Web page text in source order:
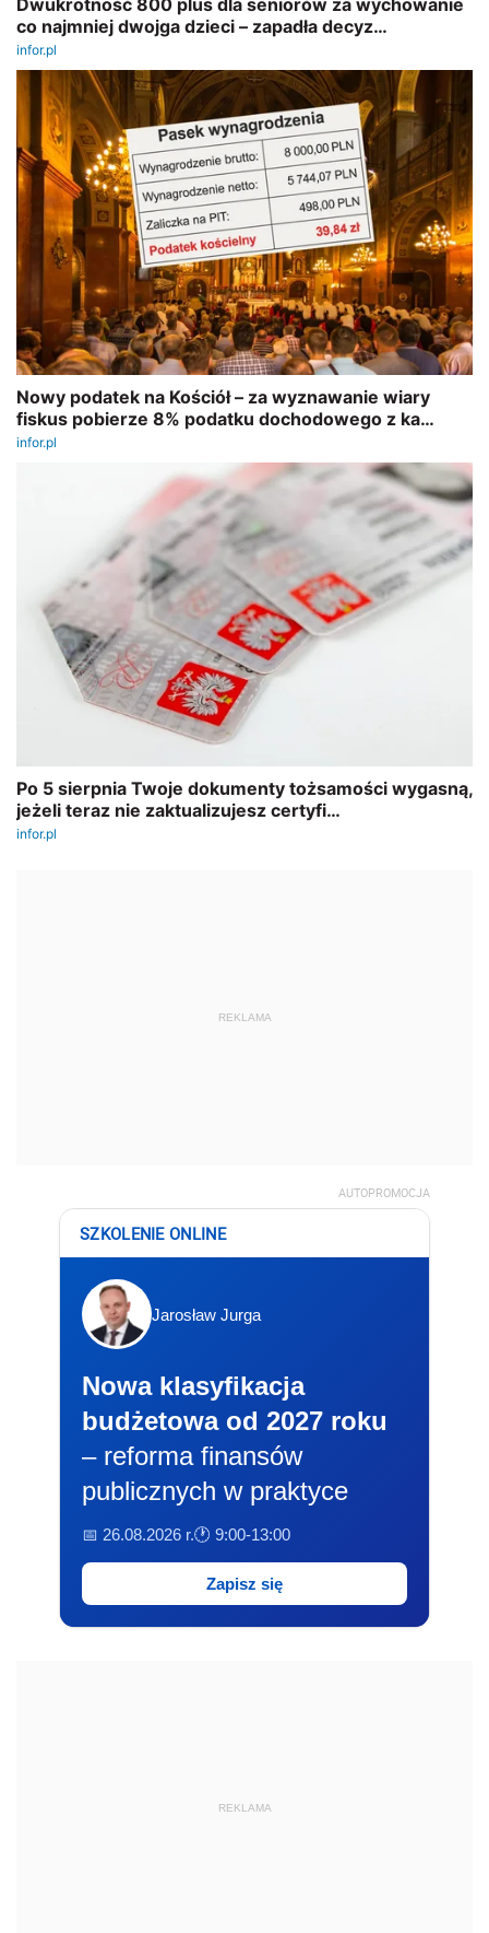
REKLAMA
AUTOPROMOCJA
SZKOLENIE ONLINE
Jarosław Jurga
Nowa klasyfikacja
budżetowa od 2027 roku
– reforma finansów
publicznych w praktyce
📅 26.08.2026 r.🕐 9:00-13:00
Zapisz się
REKLAMA